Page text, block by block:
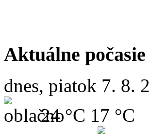
Aktuálne počasie
dnes, piatok 7. 8.
24 °C 17 °C